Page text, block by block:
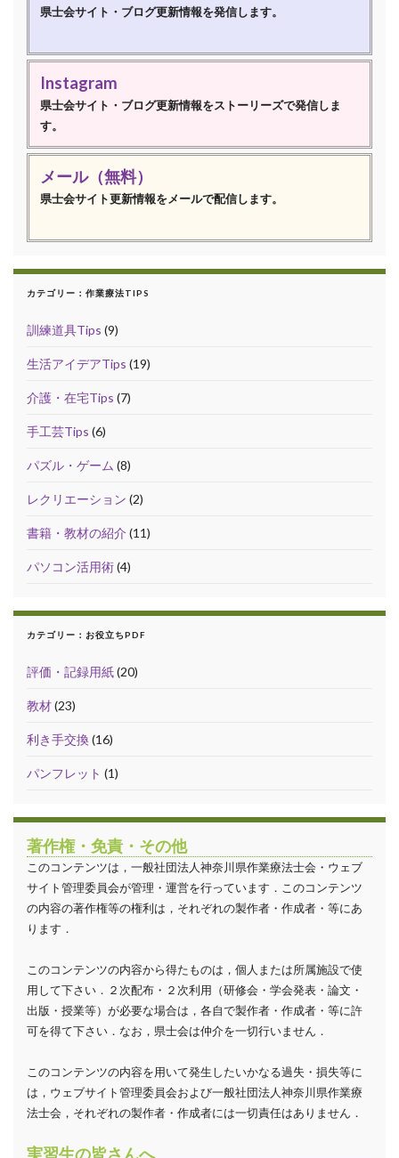
県士会サイト・ブログ更新情報を発信します。
Instagram
県士会サイト・ブログ更新情報をストーリーズで発信しま
す。
メール（無料）
県士会サイト更新情報をメールで配信します。
カテゴリー：作業療法TIPS
訓練道具Tips (9)
生活アイデアTips (19)
介護・在宅Tips (7)
手工芸Tips (6)
パズル・ゲーム (8)
レクリエーション (2)
書籍・教材の紹介 (11)
パソコン活用術(4)
カテゴリー：お役立ちPDF
評価・記録用紙(20)
教材(23)
利き手交換(16)
パンフレット (1)
著作権・免責・その他
このコンテンツは，一般社団法人神奈川県作業療法士会・ウェブ
サイト管理委員会が管理・運営を行っています．このコンテンツ
の内容の著作権等の権利は，それぞれの製作者・作成者・等にあ
ります．
このコンテンツの内容から得たものは，個人または所属施設で使
用して下さい．２次配布・２次利用（研修会・学会発表・論文・
出版・授業等）が必要な場合は，各自で製作者・作成者・等に許
可を得て下さい．なお，県士会は仲介を一切行いません．
このコンテンツの内容を用いて発生したいかなる過失・損失等に
は，ウェブサイト管理委員会および一般社団法人神奈川県作業療
法士会，それぞれの製作者・作成者には一切責任はありません．
実習生の皆さんへ